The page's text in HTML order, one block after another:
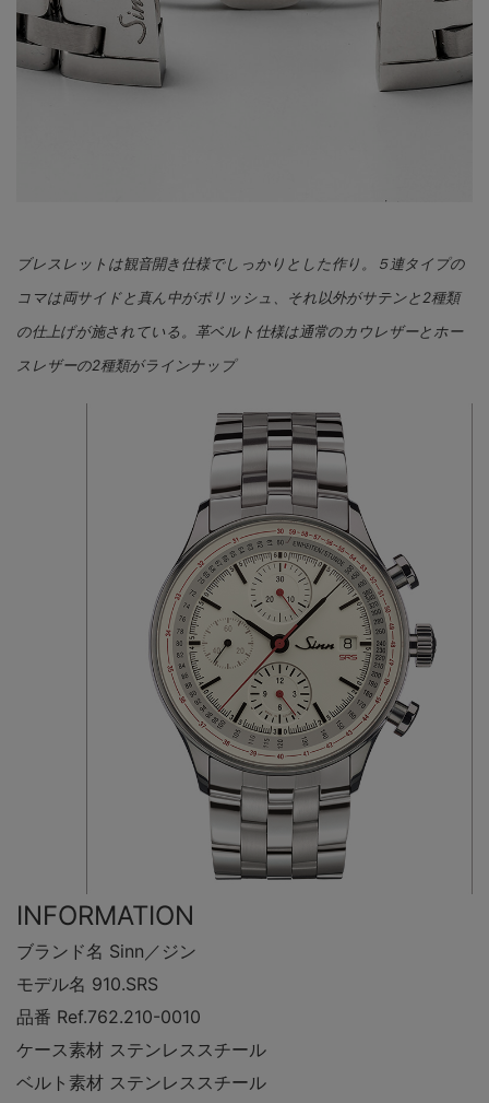
ブレスレットは観音開き仕様でしっかりとした作り。５連タイプの
コマは両サイドと真ん中がポリッシュ、それ以外がサテンと2種類
の仕上げが施されている。革ベルト仕様は通常のカウレザーとホー
スレザーの2種類がラインナップ
INFORMATION
ブランド名 Sinn／ジン
モデル名 910.SRS
品番 Ref.762.210-0010
ケース素材 ステンレススチール
ベルト素材 ステンレススチール